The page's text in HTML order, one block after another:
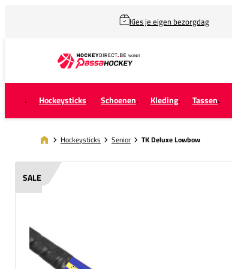
Kies je eigen bezorgdag
Hockeysticks Schoenen Kleding Tassen
Hockeysticks Senior TK Deluxe Lowbow
SALE